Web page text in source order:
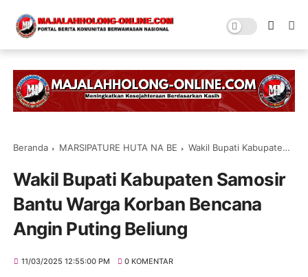
Beranda MARSIPATURE HUTA NA BE Wakil Bupati Kabupaten Samosir Bantu Warga Korban Bencana Angin Puting Beliung
Wakil Bupati Kabupaten Samosir
Bantu Warga Korban Bencana
Angin Puting Beliung
11/03/2025 12:55:00 PM 0 KOMENTAR